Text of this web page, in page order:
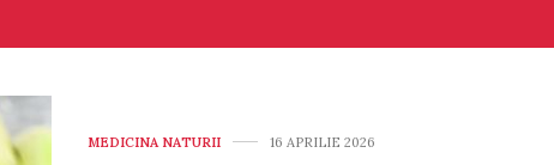
MEDICINA NATURII 16 APRILIE 2026